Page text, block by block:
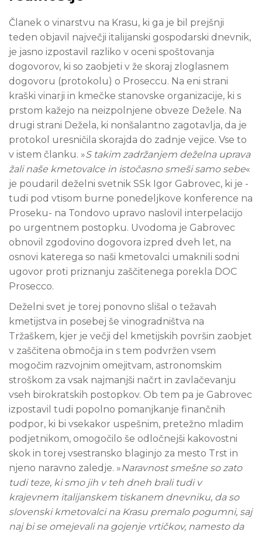
Članek o vinarstvu na Krasu, ki ga je bil prejšnji
teden objavil največji italijanski gospodarski dnevnik,
je jasno izpostavil razliko v oceni spoštovanja
dogovorov, ki so zaobjeti v že skoraj zloglasnem
dogovoru (protokolu) o Proseccu. Na eni strani
kraški vinarji in kmečke stanovske organizacije, ki s
prstom kažejo na neizpolnjene obveze Dežele. Na
drugi strani Dežela, ki nonšalantno zagotavlja, da je
protokol uresničila skorajda do zadnje vejice. Vse to
v istem članku. »S takim zadržanjem deželna uprava
žali naše kmetovalce in istočasno smeši samo sebe«
je poudaril deželni svetnik SSk Igor Gabrovec, ki je -
tudi pod vtisom burne ponedeljkove konference na
Proseku- na Tondovo upravo naslovil interpelacijo
po urgentnem postopku. Uvodoma je Gabrovec
obnovil zgodovino dogovora izpred dveh let, na
osnovi katerega so naši kmetovalci umaknili sodni
ugovor proti priznanju zaščitenega porekla DOC
Prosecco.
Deželni svet je torej ponovno slišal o težavah
kmetijstva in posebej še vinogradništva na
Tržaškem, kjer je večji del kmetijskih površin zaobjet
v zaščitena območja in s tem podvržen vsem
mogočim razvojnim omejitvam, astronomskim
stroškom za vsak najmanjši načrt in zavlačevanju
vseh birokratskih postopkov. Ob tem pa je Gabrovec
izpostavil tudi popolno pomanjkanje finančnih
podpor, ki bi vsekakor uspešnim, pretežno mladim
podjetnikom, omogočilo še odločnejši kakovostni
skok in torej vsestransko blaginjo za mesto Trst in
njeno naravno zaledje. »Naravnost smešne so zato
tudi teze, ki smo jih v teh dneh brali tudi v
krajevnem italijanskem tiskanem dnevniku, da so
slovenski kmetovalci na Krasu premalo pogumni, saj
naj bi se omejevali na gojenje vrtičkov, namesto da